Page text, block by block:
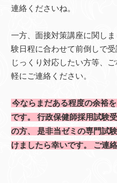
連絡くださいね。
一方、面接対策講座に関し
験日程に合わせて前倒しで
じっくり対応したい方等、
軽にご連絡ください。
今ならまだある程度の余裕
です。
行政保健師採用試験
の方、
是非当ゼミの専門試
けましたら幸いです。
ご連